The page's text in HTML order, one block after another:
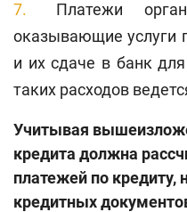
Платежи
оказывающие услуги
и их сдаче в банк
таких расходов
Учитывая
кредита должна
платежей по кредиту,
кредитных